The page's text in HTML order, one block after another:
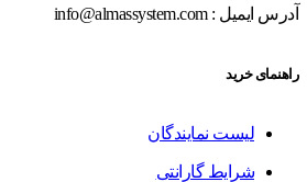
آدرس ایمیل : info@almassystem.com
راهنمای خرید
لیست نمایندگان
شرایط گارانتی